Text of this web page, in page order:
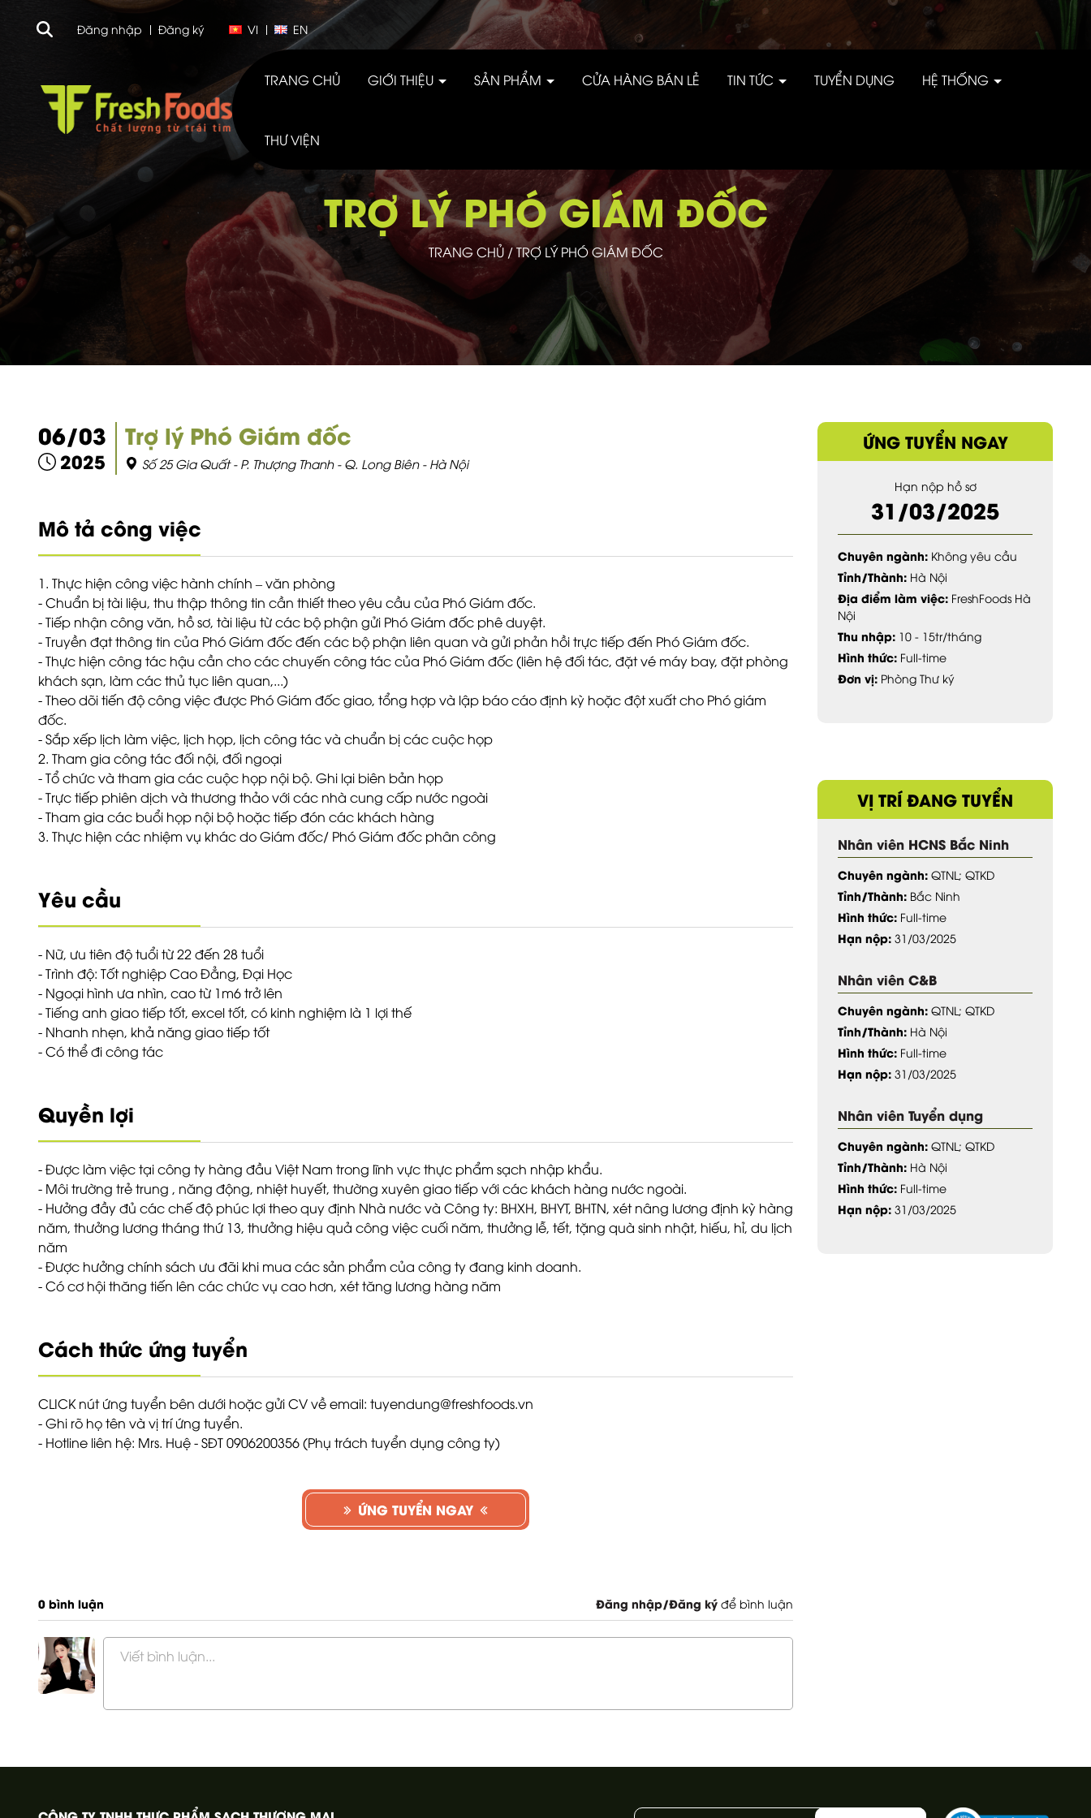
Đăng nhập Đăng ký VI EN
TRANG CHỦ GIỚI THIỆU SẢN PHẨM CỬA HÀNG BÁN LẺ TIN TỨC TUYỂN DỤNG HỆ THỐNG
THƯ VIỆN
TRỢ LÝ PHÓ GIÁM ĐỐC
TRANG CHỦ /TRỢ LÝ PHÓ GIÁM ĐỐC
06/03
2025
Trợ lý Phó Giám đốc
Số 25 Gia Quất - P. Thượng Thanh - Q. Long Biên - Hà Nội
Mô tả công việc
1. Thực hiện công việc hành chính – văn phòng
- Chuẩn bị tài liệu, thu thập thông tin cần thiết theo yêu cầu của Phó Giám đốc.
- Tiếp nhận công văn, hồ sơ, tài liệu từ các bộ phận gửi Phó Giám đốc phê duyệt.
- Truyền đạt thông tin của Phó Giám đốc đến các bộ phận liên quan và gửi phản hồi trực tiếp đến Phó Giám đốc.
- Thực hiện công tác hậu cần cho các chuyến công tác của Phó Giám đốc (liên hệ đối tác, đặt vé máy bay, đặt phòng
khách sạn, làm các thủ tục liên quan,...)
- Theo dõi tiến độ công việc được Phó Giám đốc giao, tổng hợp và lập báo cáo định kỳ hoặc đột xuất cho Phó giám
đốc.
- Sắp xếp lịch làm việc, lịch họp, lịch công tác và chuẩn bị các cuộc họp
2. Tham gia công tác đối nội, đối ngoại
- Tổ chức và tham gia các cuộc họp nội bộ. Ghi lại biên bản họp
- Trực tiếp phiên dịch và thương thảo với các nhà cung cấp nước ngoài
- Tham gia các buổi họp nội bộ hoặc tiếp đón các khách hàng
3. Thực hiện các nhiệm vụ khác do Giám đốc/ Phó Giám đốc phân công
Yêu cầu
- Nữ, ưu tiên độ tuổi từ 22 đến 28 tuổi
- Trình độ: Tốt nghiệp Cao Đẳng, Đại Học
- Ngoại hình ưa nhìn, cao từ 1m6 trở lên
- Tiếng anh giao tiếp tốt, excel tốt, có kinh nghiệm là 1 lợi thế
- Nhanh nhẹn, khả năng giao tiếp tốt
- Có thể đi công tác
Quyền lợi
- Được làm việc tại công ty hàng đầu Việt Nam trong lĩnh vực thực phẩm sạch nhập khẩu.
- Môi trường trẻ trung , năng động, nhiệt huyết, thường xuyên giao tiếp với các khách hàng nước ngoài.
- Hưởng đầy đủ các chế độ phúc lợi theo quy định Nhà nước và Công ty: BHXH, BHYT, BHTN, xét nâng lương định kỳ hàng
năm, thưởng lương tháng thứ 13, thưởng hiệu quả công việc cuối năm, thưởng lễ, tết, tặng quà sinh nhật, hiếu, hỉ, du lịch
năm
- Được hưởng chính sách ưu đãi khi mua các sản phẩm của công ty đang kinh doanh.
- Có cơ hội thăng tiến lên các chức vụ cao hơn, xét tăng lương hàng năm
Cách thức ứng tuyển
CLICK nút ứng tuyển bên dưới hoặc gửi CV về email: tuyendung@freshfoods.vn
- Ghi rõ họ tên và vị trí ứng tuyển.
- Hotline liên hệ: Mrs. Huệ - SĐT 0906200356 (Phụ trách tuyển dụng công ty)
ỨNG TUYỂN NGAY
0 bình luận Đăng nhập/Đăng ký để bình luận
Viết bình luận...
ỨNG TUYỂN NGAY
Hạn nộp hồ sơ
31/03/2025
Chuyên ngành: Không yêu cầu
Tỉnh/Thành: Hà Nội
Địa điểm làm việc: FreshFoods Hà
Nội
Thu nhập: 10 - 15tr/tháng
Hình thức: Full-time
Đơn vị: Phòng Thư ký
VỊ TRÍ ĐANG TUYỂN
Nhân viên HCNS Bắc Ninh
Chuyên ngành: QTNL; QTKD
Tỉnh/Thành: Bắc Ninh
Hình thức: Full-time
Hạn nộp: 31/03/2025
Nhân viên C&B
Chuyên ngành: QTNL; QTKD
Tỉnh/Thành: Hà Nội
Hình thức: Full-time
Hạn nộp: 31/03/2025
Nhân viên Tuyển dụng
Chuyên ngành: QTNL; QTKD
Tỉnh/Thành: Hà Nội
Hình thức: Full-time
Hạn nộp: 31/03/2025